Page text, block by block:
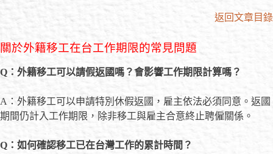
返回文章目錄
關於外籍移工在台工作期限的常見問題
Q ：外籍移工可以請假返國嗎？會影響工作期限計算嗎？
A：外籍移工可以申請特別休假返國，雇主依法必須同意。返國
期間仍計入工作期限，除非移工與雇主合意終止聘僱關係。
Q ：如何確認移工已在台灣工作的累計時間？